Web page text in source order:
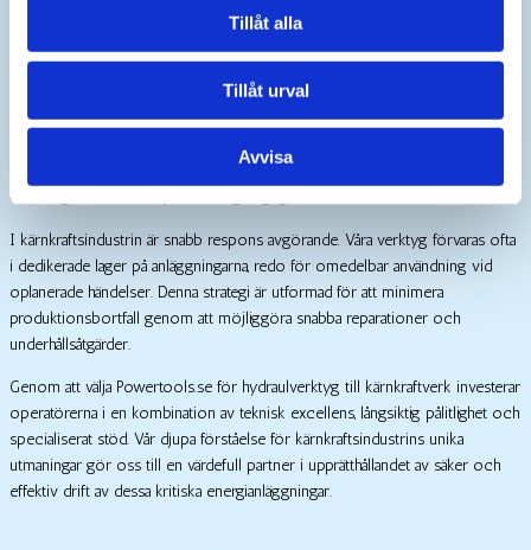
Tillåt alla
Tillåt urval
Avvisa
tecken på skador eller läckage. Våra slangar uppfyller eller överträffar
Även om mängden förbrukningsmaterial är begränsat, är det viktigt att ha
kritiska reservdelar som tätningssatser och slangar i lager för att minimera
Strategisk beredskap och tillgänglighet
I kärnkraftsindustrin är snabb respons avgörande. Våra verktyg förvaras ofta
i dedikerade lager på anläggningarna, redo för omedelbar användning vid
oplanerade händelser. Denna strategi är utformad för att minimera
produktionsbortfall genom att möjliggöra snabba reparationer och
underhållsåtgärder.
Genom att välja Powertools.se för hydraulverktyg till kärnkraftverk investerar
operatörerna i en kombination av teknisk excellens, långsiktig pålitlighet och
specialiserat stöd. Vår djupa förståelse för kärnkraftsindustrins unika
utmaningar gör oss till en värdefull partner i upprätthållandet av säker och
effektiv drift av dessa kritiska energianläggningar.